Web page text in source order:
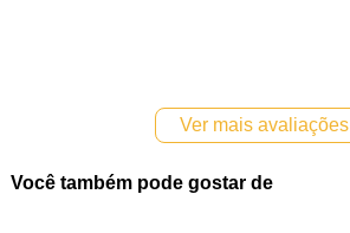
Ver mais avaliações
Você também pode gostar de